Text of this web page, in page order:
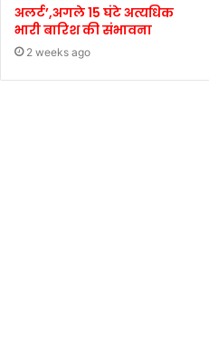
अलर्ट’,अगले 15 घंटे अत्यधिक
भारी बारिश की संभावना
2 weeks ago